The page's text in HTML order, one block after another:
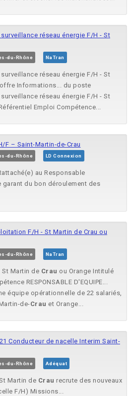
réseau énergie F/H - St
du-Rhône NaTran
réseau énergie F/H - St
Informations... du poste
réseau énergie F/H - St
Emploi Compétence...
F – Saint-Martin-de-Crau
du-Rhône LD Connexion
au Responsable
du bon déroulement des
F/H - St Martin de Crau ou
du-Rhône NaTran
Martin de Crau ou Orange Intitulé
RESPONSABLE D'EQUIPE...
équipe opérationnelle de 22 salariés,
de-Crau et Orange...
Conducteur de nacelle Interim Saint-
du-Rhône Adéquat
Martin de Crau recrute des nouveaux
F/H) Missions...